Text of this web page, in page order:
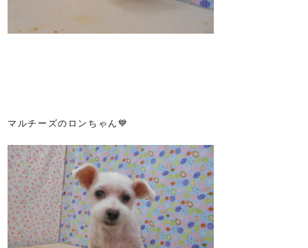
マルチーズのロンちゃん💙